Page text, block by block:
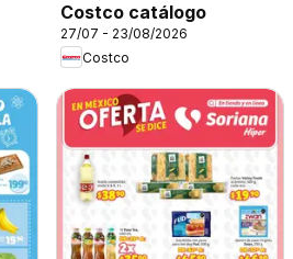
Costco catálogo
27/07 - 23/08/2026
Costco